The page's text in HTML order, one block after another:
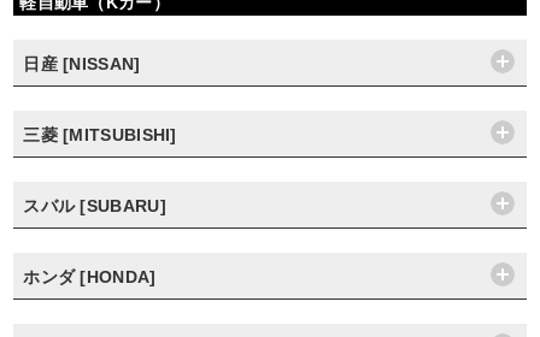
日産 [NISSAN]
三菱 [MITSUBISHI]
スバル [SUBARU]
ホンダ [HONDA]